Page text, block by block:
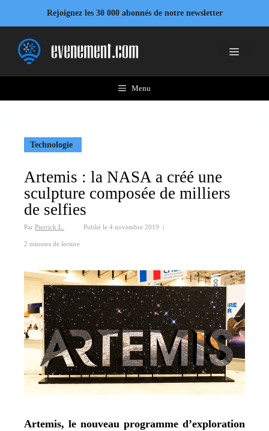
contenu
Rejoignez les 30 000 abonnés de notre newsletter
Menu
Menu
Technologie
Artemis : la NASA a créé une
sculpture composée de milliers
de selfies
Par Pierrick L. Publié le 4 novembre 2019 |
2 minutes de lecture
Artemis, le nouveau programme d’exploration